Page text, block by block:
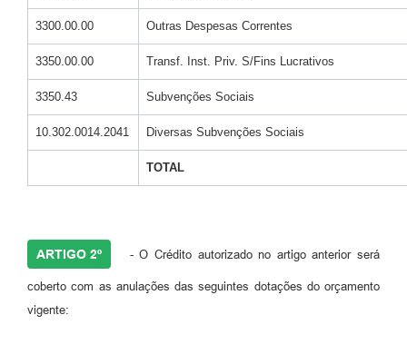
3300.00.00 Outras Despesas Correntes
3350.00.00 Transf. Inst. Priv. S/Fins Lucrativos
3350.43 Subvenções Sociais
10.302.0014.2041 Diversas Subvenções Sociais
TOTAL
ARTIGO 2º - O Crédito autorizado no artigo anterior será
coberto com as anulações das seguintes dotações do orçamento
vigente: